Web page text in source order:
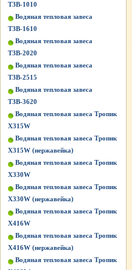
ТЗВ-1010
Водяная тепловая завеса
ТЗВ-1610
Водяная тепловая завеса
ТЗВ-2020
Водяная тепловая завеса
ТЗВ-2515
Водяная тепловая завеса
ТЗВ-3620
Водяная тепловая завеса Тропик
X315W
Водяная тепловая завеса Тропик
X315W (нержавейка)
Водяная тепловая завеса Тропик
X330W
Водяная тепловая завеса Тропик
X330W (нержавейка)
Водяная тепловая завеса Тропик
X416W
Водяная тепловая завеса Тропик
X416W (нержавейка)
Водяная тепловая завеса Тропик